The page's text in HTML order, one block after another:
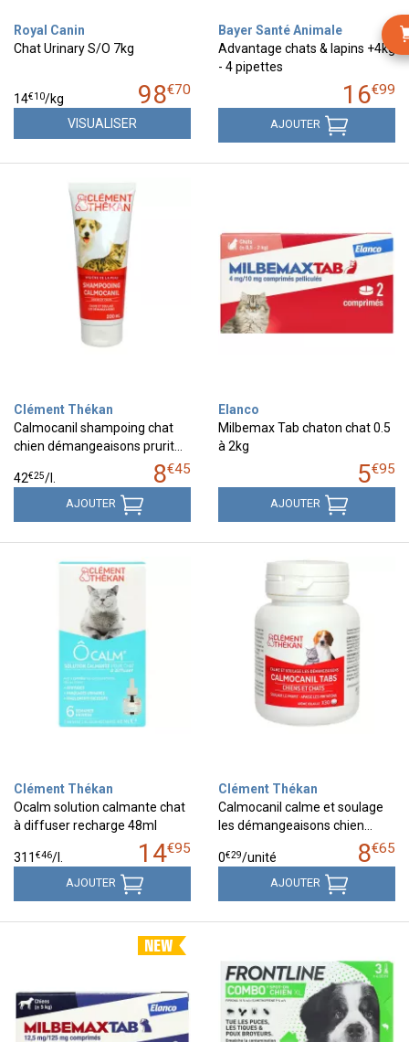
Royal Canin
Chat Urinary S/O 7kg
98€70
14€10/kg
VISUALISER
Bayer Santé Animale
Advantage chats & lapins +4kg
- 4 pipettes
16€99
AJOUTER
Clément Thékan
Calmocanil shampoing chat
chien démangeaisons prurit…
8€45
42€25/l.
AJOUTER
Elanco
Milbemax Tab chaton chat 0.5
à 2kg
5€95
AJOUTER
Clément Thékan
Ocalm solution calmante chat
à diffuser recharge 48ml
14€95
311 €46/l.
AJOUTER
Clément Thékan
Calmocanil calme et soulage
les démangeaisons chien…
8€65
0€29/unité
AJOUTER